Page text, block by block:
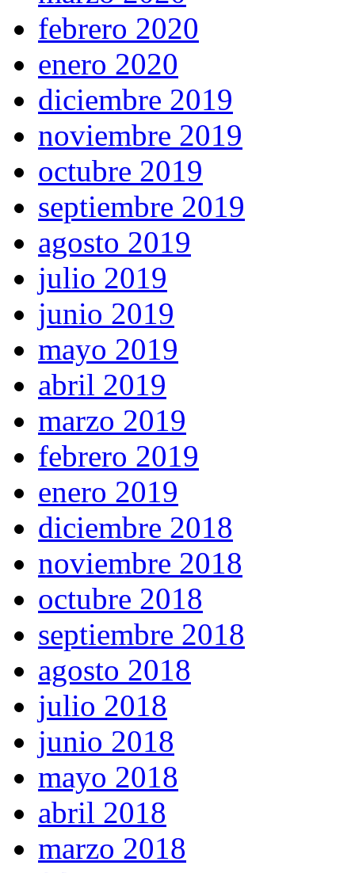
febrero 2020
enero 2020
diciembre 2019
noviembre 2019
octubre 2019
septiembre 2019
agosto 2019
julio 2019
junio 2019
mayo 2019
abril 2019
marzo 2019
febrero 2019
enero 2019
diciembre 2018
noviembre 2018
octubre 2018
septiembre 2018
agosto 2018
julio 2018
junio 2018
mayo 2018
abril 2018
marzo 2018